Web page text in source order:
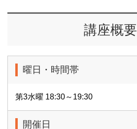
講座概要
曜日・時間帯
第3水曜 18:30～19:30
開催日